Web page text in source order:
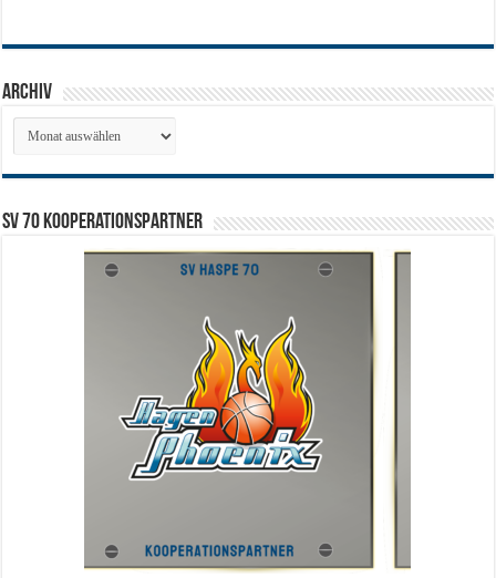
Archiv
Archiv
SV 70 Kooperationspartner